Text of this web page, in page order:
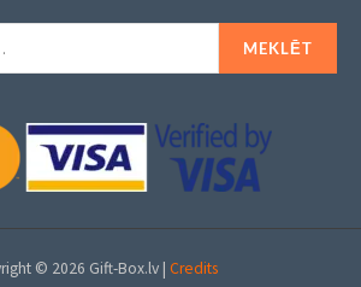
MEKLĒT
© 2026 Gift-Box.lv | Credits